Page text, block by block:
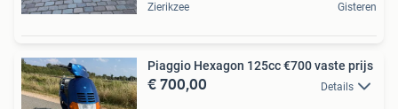
Zierikzee Gisteren
Piaggio Hexagon 125cc €700 vaste prijs
€ 700,00 Details